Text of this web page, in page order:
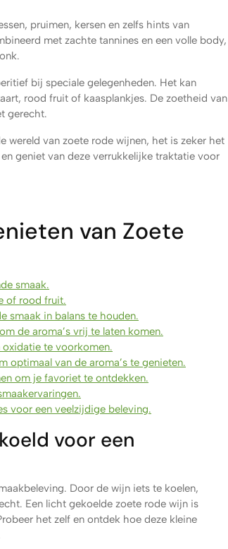
pruimen, kersen en zelfs hints van
met zachte tannines en een volle body,
bij speciale gelegenheden. Het kan
rood fruit of kaasplankjes. De zoetheid van
gerecht.
wereld van zoete rode wijnen, het is zeker het
geniet van deze verrukkelijke traktatie voor
van Zoete
smaak.
of rood fruit.
smaak in balans te houden.
de aroma’s vrij te laten komen.
oxidatie te voorkomen.
optimaal van de aroma’s te genieten.
om je favoriet te ontdekken.
voor een veelzijdige beleving.
voor een
Door de wijn iets te koelen,
Een licht gekoelde zoete rode wijn is
het zelf en ontdek hoe deze kleine